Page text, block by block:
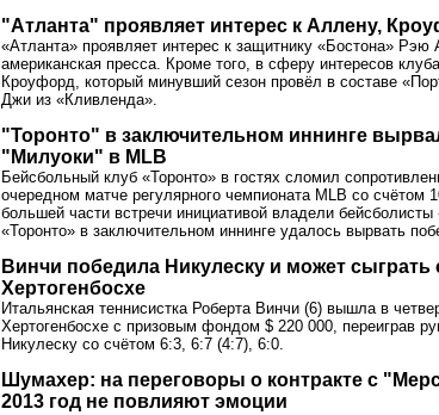
"Атланта" проявляет интерес к Аллену,
«Атланта» проявляет интерес к защитнику «Бостона»
американская пресса. Кроме того, в сферу интересов
Кроуфорд, который минувший сезон провёл в составе
Джи из «Кливленда».
"Торонто" в заключительном иннинге
"Милуоки" в MLB
Бейсбольный клуб «Торонто» в гостях сломил
очередном матче регулярного чемпионата MLB со счётом
большей части встречи инициативой владели
«Торонто» в заключительном иннинге удалось вырвать
Винчи победила Никулеску и может сыграть
Хертогенбосхе
Итальянская теннисистка Роберта Винчи (6) вышла в
Хертогенбосхе с призовым фондом $ 220 000, переиграв
Никулеску со счётом 6:3, 6:7 (4:7), 6:0.
Шумахер: на переговоры о контракте с
2013 год не повлияют эмоции